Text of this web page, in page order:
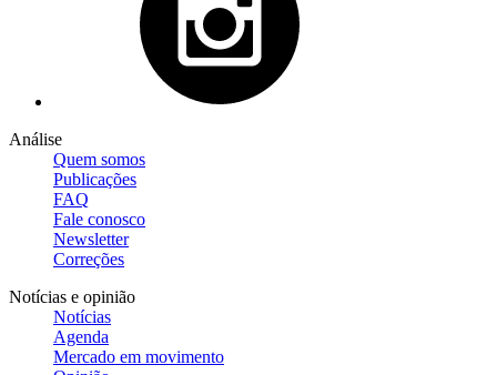
Análise
Quem somos
Publicações
FAQ
Fale conosco
Newsletter
Correções
Notícias e opinião
Notícias
Agenda
Mercado em movimento